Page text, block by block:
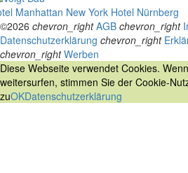
Manhattan New York Hotel Nürnberg
©2026 chevron_right AGB chevron_right
Datenschutzerklärung chevron_right
chevron_right Werben
Diese Webseite verwendet Cookies.
weitersurfen, stimmen Sie der Cookie-
zuOKDatenschutzerklärung